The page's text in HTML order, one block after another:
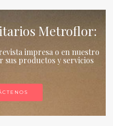
Metroflor:
impresa o en nuestro
sus productos y servicios